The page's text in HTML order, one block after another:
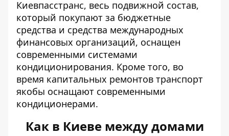
Киевпасстранс, весь подвижной состав,
который покупают за бюджетные
средства и средства международных
финансовых организаций, оснащен
современными системами
кондиционирования. Кроме того, во
время капитальных ремонтов транспорт
якобы оснащают современными
кондиционерами.
Как в Киеве между домами